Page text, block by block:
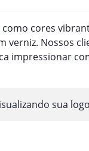
como cores
verniz. Nossos
impressionar
sua